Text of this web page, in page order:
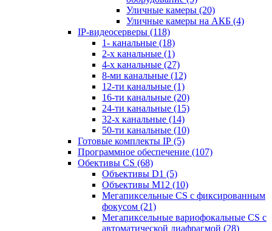
Уличные камеры (20)
Уличные камеры на АКБ (4)
IP-видеосерверы (118)
1- канальные (18)
2-х канальные (1)
4-х канальные (27)
8-ми канальные (12)
12-ти канальные (1)
16-ти канальные (20)
24-ти канальные (15)
32-х канальные (14)
50-ти канальные (10)
Готовые комплекты IP (5)
Программное обеспечение (107)
Обективы CS (68)
Объективы D1 (5)
Объективы M12 (10)
Мегапиксельные CS c фиксированным
фокусом (21)
Мегапиксельные вариофокальные CS c
автоматической диафрагмой (28)